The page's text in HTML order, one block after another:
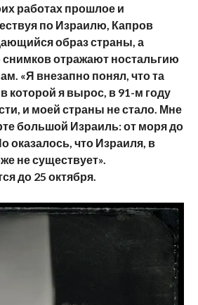
работах прошлое и
по Израилю, Капров
образ страны, а
снимков отражают ностальгию
«Я внезапно понял, что та
которой я вырос, в 91-м году
и моей страны не стало. Мне
большой Израиль: от моря до
оказалось, что Израиля, в
не существует».
до 25 октября.